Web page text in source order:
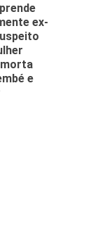
ex-
e